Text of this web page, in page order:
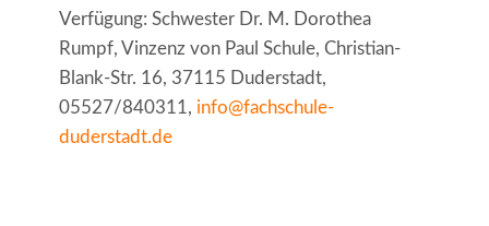
Verfügung: Schwester Dr. M. Dorothea
Rumpf, Vinzenz von Paul Schule, Christian-
Blank-Str. 16, 37115 Duderstadt,
05527/840311, info@fachschule-
duderstadt.de